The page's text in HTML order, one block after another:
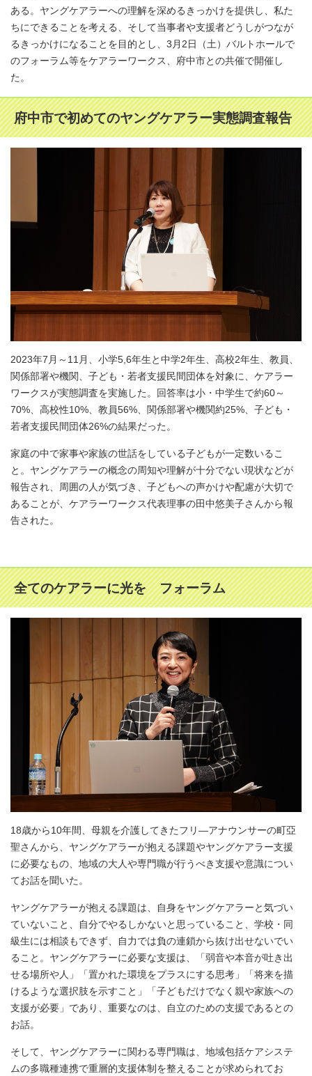
ある。ヤングケアラーへの理解を深めるきっかけを提供し、私た
ちにできることを考える、そして当事者や支援者どうしがつなが
るきっかけになることを目的とし、3月2日（土）バルトホールで
のフォーラム等をケアラーワークス、府中市との共催で開催し
た。
府中市で初めてのヤングケアラー実態調査報告
2023年7月～11月、小学5,6年生と中学2年生、高校2年生、教員、
関係部署や機関、子ども・若者支援民間団体を対象に、ケアラー
ワークスが実態調査を実施した。回答率は小・中学生で約60～
70%、高校性10%、教員56%、関係部署や機関約25%、子ども・
若者支援民間団体26%の結果だった。
家庭の中で家事や家族の世話をしている子どもが一定数いるこ
と。ヤングケアラーの概念の周知や理解が十分でない現状などが
報告され、周囲の人が気づき、子どもへの声かけや配慮が大切で
あることが、ケアラーワークス代表理事の田中悠美子さんから報
告された。
全てのケアラーに光を フォーラム
18歳から10年間、母親を介護してきたフリ―アナウンサーの町亞
聖さんから、ヤングケアラーが抱える課題やヤングケアラー支援
に必要なもの、地域の大人や専門職が行うべき支援や意識につい
てお話を聞いた。
ヤングケアラーが抱える課題は、自身をヤングケアラーと気づい
ていないこと、自分でやるしかないと思っていること、学校・同
級生には相談もできず、自力では負の連鎖から抜け出せないでい
ること。ヤングケアラーに必要な支援は、「弱音や本音が吐き出
せる場所や人」「置かれた環境をプラスにする思考」「将来を描
けるような選択肢を示すこと」「子どもだけでなく親や家族への
支援が必要」であり、重要なのは、自立のための支援であるとの
お話。
そして、ヤングケアラーに関わる専門職は、地域包括ケアシステ
ムの多職種連携で重層的支援体制を整えることが求められてお